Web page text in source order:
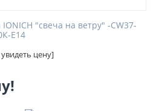
"свеча на ветру" -CW37-
E14
цену]